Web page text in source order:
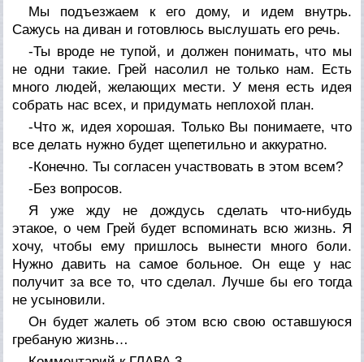
Мы подъезжаем к его дому, и идем внутрь.
Сажусь на диван и готовлюсь выслушать его речь.
-Ты вроде не тупой, и должен понимать, что мы
не одни такие. Грей насолил не только нам. Есть
много людей, желающих мести. У меня есть идея
собрать нас всех, и придумать неплохой план.
-Что ж, идея хорошая. Только Вы понимаете, что
все делать нужно будет щепетильно и аккуратно.
-Конечно. Ты согласен участвовать в этом всем?
-Без вопросов.
Я уже жду не дождусь сделать что-нибудь
этакое, о чем Грей будет вспоминать всю жизнь. Я
хочу, чтобы ему пришлось вынести много боли.
Нужно давить на самое больное. Он еще у нас
получит за все то, что сделал. Лучше бы его тогда
не усыновили.
Он будет жалеть об этом всю свою оставшуюся
гребаную жизнь…